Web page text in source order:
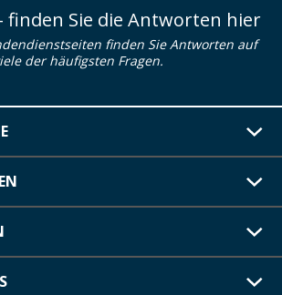
finden Sie die Antworten hier
finden Sie Antworten auf
der häufigsten Fragen.